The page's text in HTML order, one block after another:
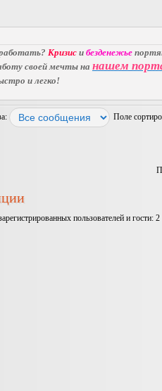
Кризис и безденежье
своей мечты на нашем
и легко!
Поле
пользователей и гости: 2